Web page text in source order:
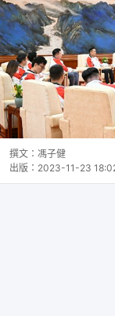
撰文： 馮子健
出版： 2023-11-23